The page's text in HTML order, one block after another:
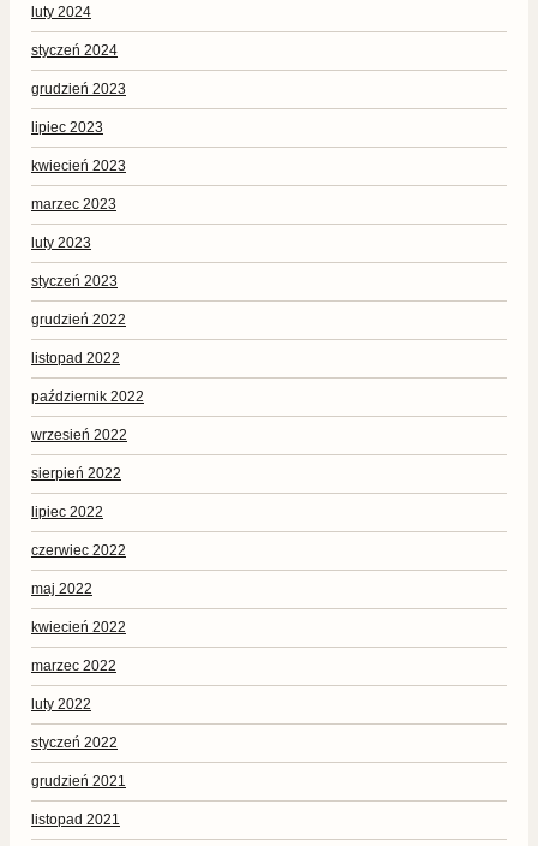
luty 2024
styczeń 2024
grudzień 2023
lipiec 2023
kwiecień 2023
marzec 2023
luty 2023
styczeń 2023
grudzień 2022
listopad 2022
październik 2022
wrzesień 2022
sierpień 2022
lipiec 2022
czerwiec 2022
maj 2022
kwiecień 2022
marzec 2022
luty 2022
styczeń 2022
grudzień 2021
listopad 2021